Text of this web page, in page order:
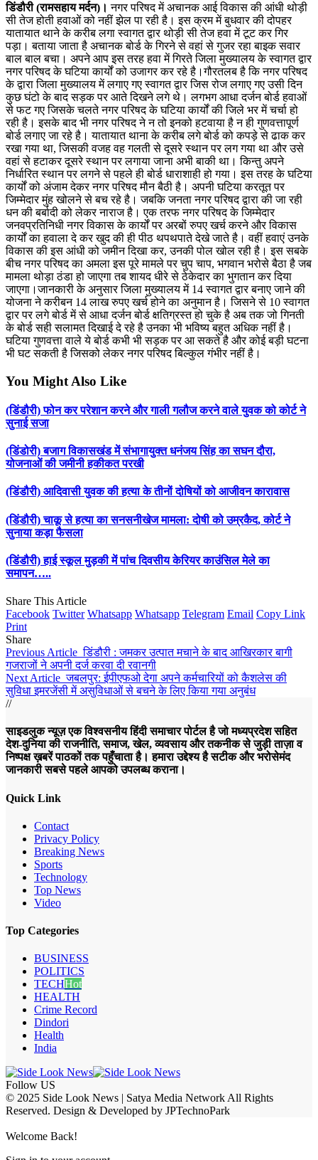
डिंडौरी (रामसहाय मर्दन)। नगर परिषद में अचानक आई विकास की आंधी थोड़ी
सी तेज होती हवाओं को नहीं झेल पा रही है। इस क्रम में बुधवार की दोपहर
यातायात थाने के करीब लगा स्वागत द्वार थोड़ी सी तेज हवा में टूट कर गिर
पड़ा। बताया जाता है अचानक बोर्ड के गिरने से वहां से गुजर रहा बाइक सवार
बाल बाल बचा। अपने आप इस तरह हवा में गिरते जिला मुख्यालय के स्वागत द्वार
नगर परिषद के घटिया कार्यों को उजागर कर रहे है।गौरतलब है कि नगर परिषद
के द्वारा जिला मुख्यालय में लगाए गए स्वागत द्वार जिस रोज लगाए गए उसी दिन
कुछ घंटो के बाद सड़क पर आते दिखने लगे थे। लगभग आधा दर्जन बोर्ड हवाओं
से फट गए जिसके चलते नगर परिषद के घटिया कार्यों की जिले भर में चर्चा हो
रही है। इसके बाद भी नगर परिषद ने न तो इनको हटवाया है न ही गुणवत्तापूर्ण
बोर्ड लगाए जा रहे है। यातायात थाना के करीब लगे बोर्ड को कपड़े से ढाक कर
रखा गया था, जिसकी वजह वह गलती से दूसरे स्थान पर लग गया था और उसे
वहां से हटाकर दूसरे स्थान पर लगाया जाना अभी बाकी था। किन्तु अपने
निर्धारित स्थान पर लगने से पहले ही बोर्ड धाराशाही हो गया। इस तरह के घटिया
कार्यों को अंजाम देकर नगर परिषद मौन बैठी है। अपनी घटिया करतूत पर
जिम्मेदार मुंह खोलने से बच रहे है। जबकि जनता नगर परिषद द्वारा की जा रही
धन की बर्बादी को लेकर नाराज है। एक तरफ नगर परिषद के जिम्मेदार
जनवप्रतिनिधी नगर विकास के कार्यों पर अरबों रुपए खर्च करने और विकास
कार्यों का हवाला दे कर खुद की ही पीठ थपथपाते देखे जाते है। वहीं हवाएं उनके
विकास की इस आंधी को जमीन दिखा कर, उनकी पोल खोल रही है। इस सबके
बीच नगर परिषद का अमला इस पूरे मामले पर चुप चाप, भगवान भरोसे बैठा है जब
मामला थोड़ा ठंडा हो जाएगा तब शायद धीरे से ठेकेदार का भुगतान कर दिया
जाएगा।जानकारी के अनुसार जिला मुख्यालय में 14 स्वागत द्वार बनाए जाने की
योजना ने करीबन 14 लाख रुपए खर्च होने का अनुमान है। जिसने से 10 स्वागत
द्वार पर लगे बोर्ड में से आधा दर्जन बोर्ड क्षतिग्रस्त हो चुके है अब तक जो गिनती
के बोर्ड सही सलामत दिखाई दे रहे है उनका भी भविष्य बहुत अधिक नहीं है।
घटिया गुणवत्ता वाले ये बोर्ड कभी भी सड़क पर आ सकते है और कोई बड़ी घटना
भी घट सकती है जिसको लेकर नगर परिषद बिल्कुल गंभीर नहीं है।
You Might Also Like
(डिंडौरी) फोन कर परेशान करने और गाली गलौज करने वाले युवक को कोर्ट ने
सुनाई सजा
(डिंडोरी) बजाग विकासखंड में संभागायुक्त धनंजय सिंह का सघन दौरा,
योजनाओं की जमीनी हकीकत परखी
(डिंडौरी) आदिवासी युवक की हत्या के तीनों दोषियों को आजीवन कारावास
(डिंडौरी) चाकू से हत्या का सनसनीखेज मामला: दोषी को उम्रकैद, कोर्ट ने
सुनाया कड़ा फैसला
(डिंडौरी) हाई स्कूल मुड़की में पांच दिवसीय केरियर काउंसिल मेले का
समापन…..
Share This Article
Facebook Twitter Whatsapp Whatsapp Telegram Email Copy Link
Print
Share
Previous Article डिंडौरी : जमकर उत्पात मचाने के बाद आखिरकार बागी
गजराजों ने अपनी दर्ज करवा दी रवानगी
Next Article जबलपुर: ईपीएफओ देगा अपने कर्मचारियों को कैशलेस की
सुविधा इमरजेंसी में असुविधाओं से बचने के लिए किया गया अनुबंध
//
साइडलुक न्यूज़ एक विश्वसनीय हिंदी समाचार पोर्टल है जो मध्यप्रदेश सहित
देश-दुनिया की राजनीति, समाज, खेल, व्यवसाय और तकनीक से जुड़ी ताज़ा व
निष्पक्ष ख़बरें पाठकों तक पहुँचाता है। हमारा उद्देश्य है सटीक और भरोसेमंद
जानकारी सबसे पहले आपको उपलब्ध कराना।
Quick Link
Contact
Privacy Policy
Breaking News
Sports
Technology
Top News
Video
Top Categories
BUSINESS
POLITICS
TECHHot
HEALTH
Crime Record
Dindori
Health
India
Follow US
© 2025 Side Look News | Satya Media Network All Rights
Reserved. Design & Developed by JPTechnoPark
Welcome Back!